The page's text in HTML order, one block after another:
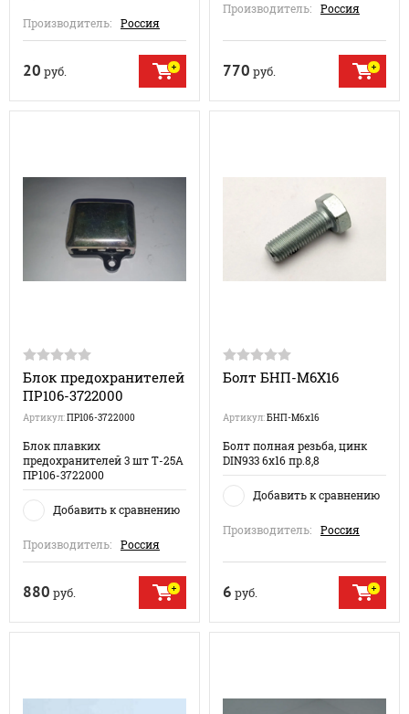
Производитель: Россия
20 руб.
Производитель: Россия
770 руб.
Блок предохранителей
ПР106-3722000
Артикул:ПР106-3722000
Блок плавких
предохранителей 3 шт Т-25А
ПР106-3722000
Добавить к сравнению
Производитель: Россия
880 руб.
Болт БНП-М6Х16
Артикул:БНП-М6х16
Болт полная резьба, цинк
DIN933 6х16 пр.8,8
Добавить к сравнению
Производитель: Россия
6 руб.